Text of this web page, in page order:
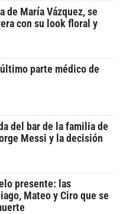
de María Vázquez, se
con su look floral y
parte médico de
del bar de la familia de
Messi y la decisión
presente: las
Mateo y Ciro que se